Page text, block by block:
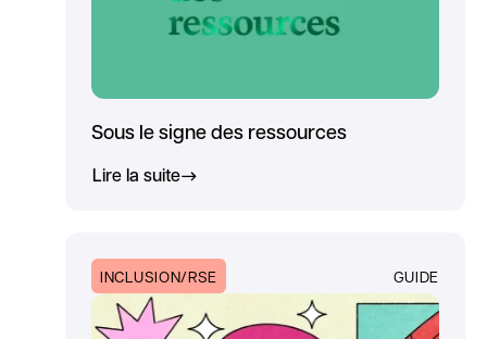
Sous le signe des ressources
Lire la suite
INCLUSION/RSE GUIDE